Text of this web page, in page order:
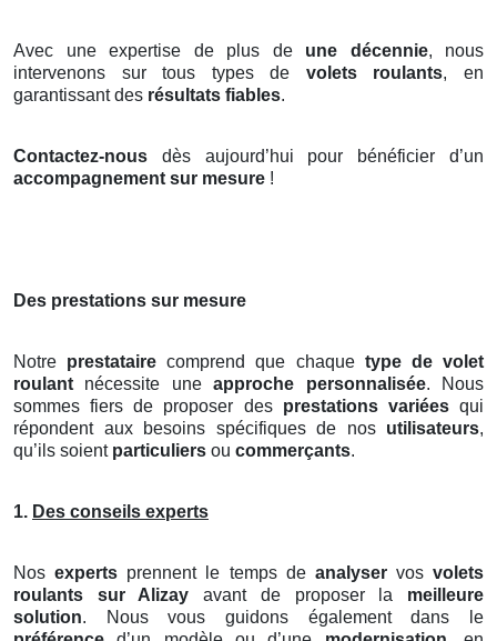
Avec une expertise de plus de une décennie, nous
intervenons sur tous types de volets roulants, en
garantissant des résultats fiables.
Contactez-nous dès aujourd’hui pour bénéficier d’un
accompagnement sur mesure !
Des prestations sur mesure
Notre prestataire comprend que chaque type de volet
roulant nécessite uneapproche personnalisée. Nous
sommes fiers de proposer des prestations variéesqui
répondent aux besoins spécifiques de nos utilisateurs,
qu’ils soient particuliers ou commerçants.
1. Des conseils experts
Nosexperts prennent le temps de analyservos volets
roulants
sur Alizayavant de proposer la meilleure
solution. Nous vous guidons également dans le